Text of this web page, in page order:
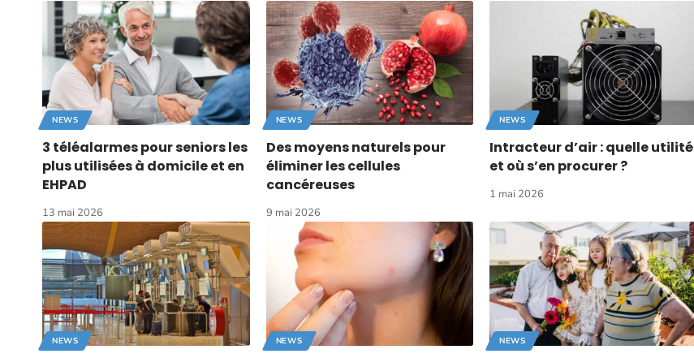
NEWS
3 téléalarmes pour seniors les
plus utilisées à domicile et en
EHPAD
13 mai 2026
NEWS
Des moyens naturels pour
éliminer les cellules
cancéreuses
9 mai 2026
NEWS
Intracteur d’air : quelle utilité
et où s’en procurer ?
1 mai 2026
NEWS NEWS NEWS